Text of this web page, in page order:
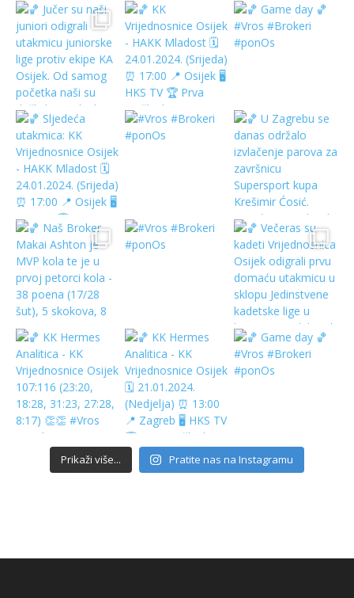
Prikaži više... Pratite nas na Instagramu